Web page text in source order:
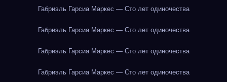
Габриэль Гарсиа Маркес — Сто лет одиночества
Габриэль Гарсиа Маркес — Сто лет одиночества
Габриэль Гарсиа Маркес — Сто лет одиночества
Габриэль Гарсиа Маркес — Сто лет одиночества